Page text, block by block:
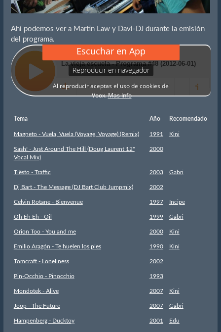
Ahí podemos ver a Martin Law y Davi-DJ durante la emisión
del programa.
Tema Año Recomendado
Magneto - Vuela, Vuela (Voyage, Voyage) (Remix) 1991 Kini
Sash! - Just Around The Hill (Doug Laurent 12"
Vocal Mix)
2000
Tiësto - Traffic 2003 Gabri
Dj Bart - The Message (DJ Bart Club Jumpmix) 2002
Celvin Rotane - Bienvenue 1997 Incipe
Oh Eh Eh - Oil 1999 Gabri
Orion Too - You and me 2000 Kini
Emilio Aragón - Te huelen los pies 1990 Kini
Tomcraft - Loneliness 2002
Pin-Occhio - Pinocchio 1993
Mondotek - Alive 2007 Kini
Joop - The Future 2007 Gabri
Hampenberg - Ducktoy 2001 Edu